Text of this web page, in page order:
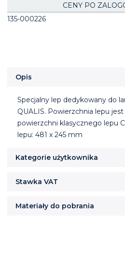
CENY PO
135-000226
Opis
Specjalny lep dedykowany do
QUALIS. Powierzchnia lepu jest
powierzchni klasycznego lepu
lepu: 481 x 245 mm
Kategorie użytkownika
Stawka VAT
Materiały do pobrania